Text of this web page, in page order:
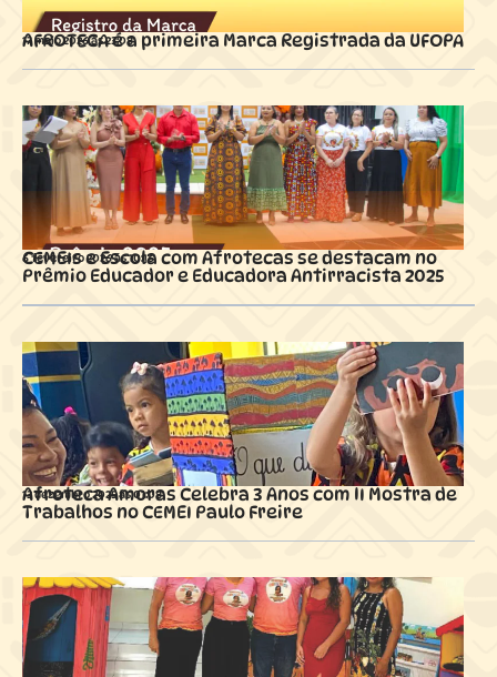
17 maio 2026 ás23:08
AFROTECA é a primeira Marca Registrada da UFOPA
6 fevereiro 2026 ás10:16
CEMEIs e Escola com Afrotecas se destacam no
Prêmio Educador e Educadora Antirracista 2025
13 dezembro 2025 ás01:08
Afroteca Amoras Celebra 3 Anos com II Mostra de
Trabalhos no CEMEI Paulo Freire